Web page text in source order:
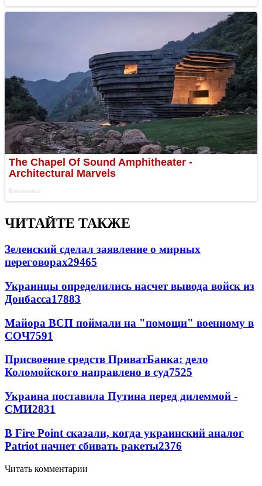
ЧИТАЙТЕ ТАКЖЕ
Зеленский сделал заявление о мирных
переговорах29465
Украинцы определились насчет вывода войск из
Донбасса17883
Майора ВСП поймали на "помощи" военному в
СОЧ7591
Присвоение средств ПриватБанка: дело
Коломойского направлено в суд7525
Украина поставила Путина перед дилеммой -
СМИ2831
В Fire Point сказали, когда украинский аналог
Patriot начнет сбивать ракеты2376
Читать комментарии